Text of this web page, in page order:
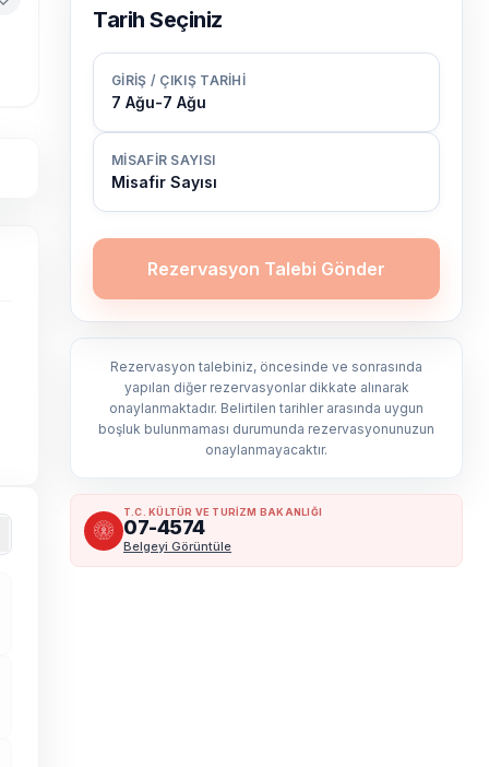
Tarih Seçiniz
GIRIŞ / ÇIKIŞ TARIHI
7 Ağu-7 Ağu
MISAFIR SAYISI
Misafir Sayısı
Rezervasyon Talebi Gönder
Rezervasyon talebiniz, öncesinde ve sonrasında
yapılan diğer rezervasyonlar dikkate alınarak
onaylanmaktadır. Belirtilen tarihler arasında uygun
boşluk bulunmaması durumunda rezervasyonunuzun
onaylanmayacaktır.
T.C. KÜLTÜR VE TURİZM BAKANLIĞI
07-4574
Belgeyi Görüntüle